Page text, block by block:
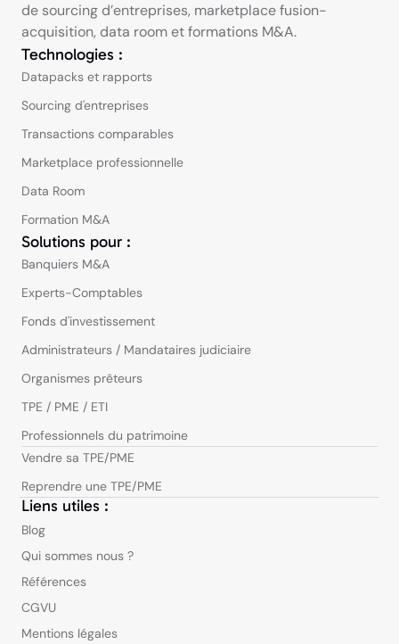
de sourcing d’entreprises, marketplace fusion-
acquisition, data room et formations M&A.
Technologies :
Datapacks et rapports
Sourcing d'entreprises
Transactions comparables
Marketplace professionnelle
Data Room
Formation M&A
Solutions pour :
Banquiers M&A
Experts-Comptables
Fonds d'investissement
Administrateurs / Mandataires judiciaire
Organismes prêteurs
TPE / PME / ETI
Professionnels du patrimoine
Vendre sa TPE/PME
Reprendre une TPE/PME
Liens utiles :
Blog
Qui sommes nous ?
Références
CGVU
Mentions légales